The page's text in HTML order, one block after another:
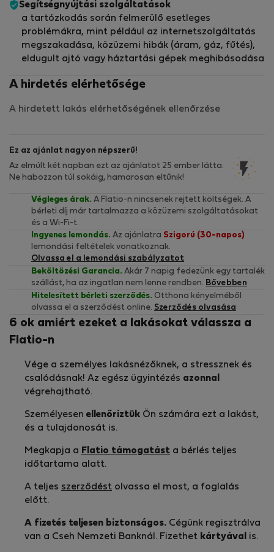
Segítségnyújtási szolgáltatások
a tartózkodás során felmerülő esetleges
problémákra, mint például az internetszolgáltatás
megszakadása, közüzemi hibák (áram, gáz, fűtés),
eldugult ajtó vagy háztartási gépek meghibásodása
A hirdetés elérhetősége
A hirdetett lakás elérhetőségének ellenőrzése
Ez az ajánlat nagyon népszerű!
Az elmúlt két napban ezt az ajánlatot 25 ember látta.
Ne habozzon túl sokáig, hamarosan eltűnik!
Végleges árak. A Flatio-n nincsenek rejtett költségek. A
bérleti díj már tartalmazza a közüzemi szolgáltatásokat
és a Wi-Fi-t.
Ingyenes lemondás. Az ajánlatra Szigorú (30-napos)
lemondási feltételek vonatkoznak.
Olvassa el a lemondási szabályzatot
Beköltözési Garancia. Akár 7 napig fedezünk egy tartalék
szállást, ha az ingatlan nem lenne rendben. Bővebben
Hitelesített bérleti szerződés. Otthona kényelméből
olvassa el a szerződést online. Szerződés olvasása
6 ok amiért ezeket a lakásokat válassza a
Flatio-n
Vége a személyes lakásnézőknek, a stressznek és
csalódásnak! Az egész ügyintézés azonnal
végrehajtható.
Személyesen ellenőriztük Ön számára ezt a lakást,
és a tulajdonosát is.
Megkapja a Flatio támogatást a bérlés teljes
időtartama alatt.
A teljes szerződést olvassa el most, a foglalás
előtt.
A fizetés teljesen biztonságos. Cégünk regisztrálva
van a Cseh Nemzeti Banknál. Fizethet kártyával is.